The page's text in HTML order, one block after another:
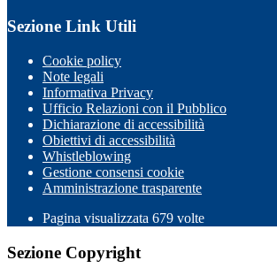
Sezione Link Utili
Cookie policy
Note legali
Informativa Privacy
Ufficio Relazioni con il Pubblico
Dichiarazione di accessibilità
Obiettivi di accessibilità
Whistleblowing
Gestione consensi cookie
Amministrazione trasparente
Pagina visualizzata 679 volte
Sezione Copyright